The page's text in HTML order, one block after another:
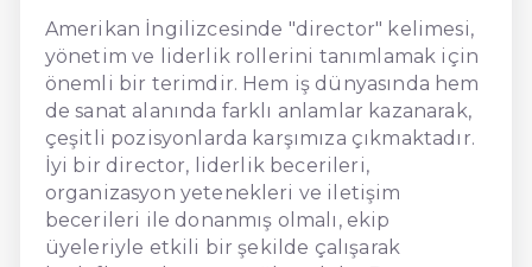
Amerikan İngilizcesinde "director" kelimesi,
yönetim ve liderlik rollerini tanımlamak için
önemli bir terimdir. Hem iş dünyasında hem
de sanat alanında farklı anlamlar kazanarak,
çeşitli pozisyonlarda karşımıza çıkmaktadır.
İyi bir director, liderlik becerileri,
organizasyon yetenekleri ve iletişim
becerileri ile donanmış olmalı, ekip
üyeleriyle etkili bir şekilde çalışarak